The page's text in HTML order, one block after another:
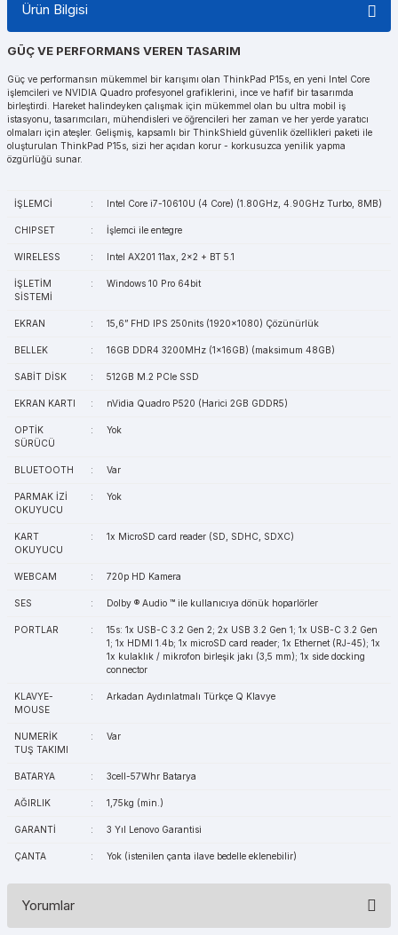
Ürün Bilgisi
GÜÇ VE PERFORMANS VEREN TASARIM
Güç ve performansın mükemmel bir karışımı olan ThinkPad P15s, en yeni Intel Core
işlemcileri ve NVIDIA Quadro profesyonel grafiklerini, ince ve hafif bir tasarımda
birleştirdi. Hareket halindeyken çalışmak için mükemmel olan bu ultra mobil iş
istasyonu, tasarımcıları, mühendisleri ve öğrencileri her zaman ve her yerde yaratıcı
olmaları için ateşler. Gelişmiş, kapsamlı bir ThinkShield güvenlik özellikleri paketi ile
oluşturulan ThinkPad P15s, sizi her açıdan korur - korkusuzca yenilik yapma
özgürlüğü sunar.
İŞLEMCİ : Intel Core i7-10610U (4 Core) (1.80GHz, 4.90GHz Turbo, 8MB)
CHIPSET : İşlemci ile entegre
WIRELESS : Intel AX201 11ax, 2x2 + BT 5.1
İŞLETİM
SİSTEMİ
: Windows 10 Pro 64bit
EKRAN : 15,6” FHD IPS 250nits (1920x1080) Çözünürlük
BELLEK : 16GB DDR4 3200MHz (1x16GB) (maksimum 48GB)
SABİT DİSK : 512GB M.2 PCIe SSD
EKRAN KARTI : nVidia Quadro P520 (Harici 2GB GDDR5)
OPTİK
SÜRÜCÜ
: Yok
BLUETOOTH : Var
PARMAK İZİ
OKUYUCU
: Yok
KART
OKUYUCU
: 1x MicroSD card reader (SD, SDHC, SDXC)
WEBCAM : 720p HD Kamera
SES : Dolby ® Audio ™ ile kullanıcıya dönük hoparlörler
PORTLAR :
15s: 1x USB-C 3.2 Gen 2; 2x USB 3.2 Gen 1; 1x USB-C 3.2 Gen
1; 1x HDMI 1.4b; 1x microSD card reader; 1x Ethernet (RJ-45); 1x
1x kulaklık / mikrofon birleşik jakı (3,5 mm); 1x side docking
connector
KLAVYE-
MOUSE
: Arkadan Aydınlatmalı Türkçe Q Klavye
NUMERİK
TUŞ TAKIMI
: Var
BATARYA : 3cell-57Whr Batarya
AĞIRLIK : 1,75kg (min.)
GARANTİ : 3 Yıl Lenovo Garantisi
ÇANTA : Yok (istenilen çanta ilave bedelle eklenebilir)
Yorumlar